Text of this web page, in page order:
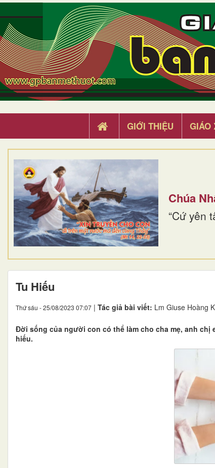
GIỚI THIỆU GIÁO
Chúa
“Cứ yên
Tu Hiếu
Thứ sáu - 25/08/2023 07:07 | Tác giả bài viết: Lm Giuse Hoàng
Đời sống của người con có thể làm cho cha mẹ, anh
hiếu.